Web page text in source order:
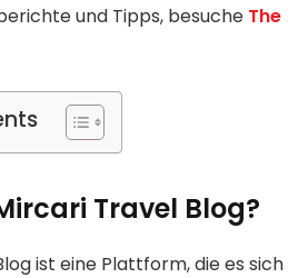
und Tipps, besuche The
Travel Blog?
ist eine Plattform, die es sich